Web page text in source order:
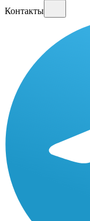
Контакты